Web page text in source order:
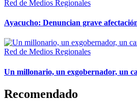
Red de Medios Regionales
Ayacucho: Denuncian grave
Red de Medios Regionales
Un millonario, un exgobernador, un
Recomendado